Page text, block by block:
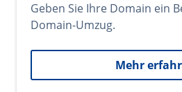
Geben Sie Ihre Domain ein
Domain-Umzug.
Mehr